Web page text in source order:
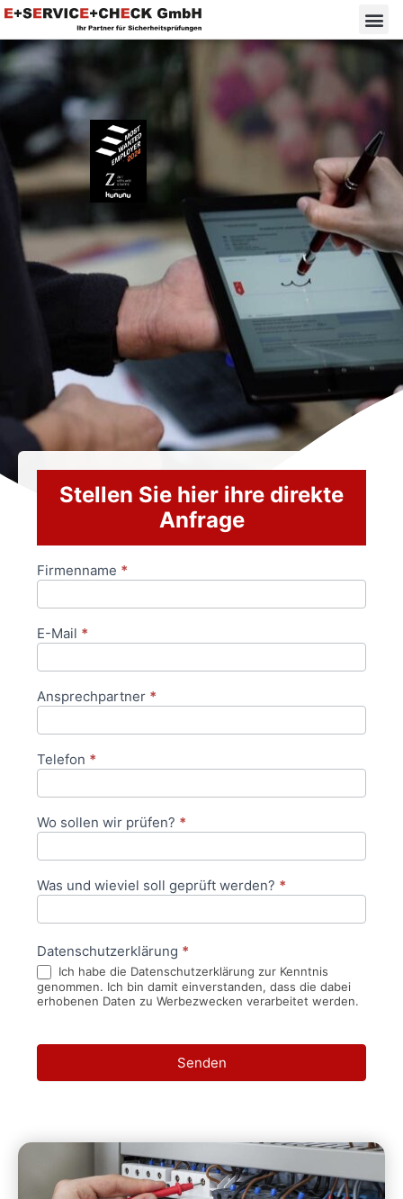
Stellen Sie hier ihre direkte
Anfrage
Anfrageformular
Firmenname *
E-Mail *
Ansprechpartner *
Telefon *
Wo sollen wir prüfen? *
Was und wieviel soll geprüft werden? *
Datenschutzerklärung *
Ich habe die Datenschutzerklärung zur Kenntnis
genommen. Ich bin damit einverstanden, dass die dabei
erhobenen Daten zu Werbezwecken verarbeitet werden.
Senden